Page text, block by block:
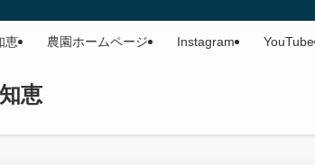
恵
恵 農園ホームページ Instagram YouTube